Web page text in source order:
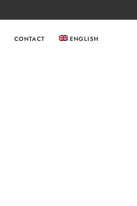
CONTACT ENGLISH